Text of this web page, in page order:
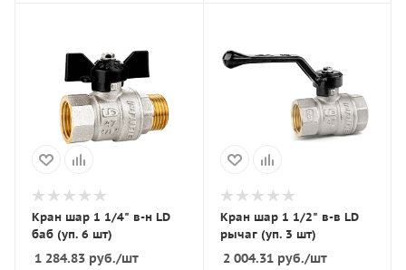
Кран шар 1 1/4" в-н LD
баб (уп. 6 шт)
1 284.83 руб./шт
Кран шар 1 1/2" в-в LD
рычаг (уп. 3 шт)
2 004.31руб./шт